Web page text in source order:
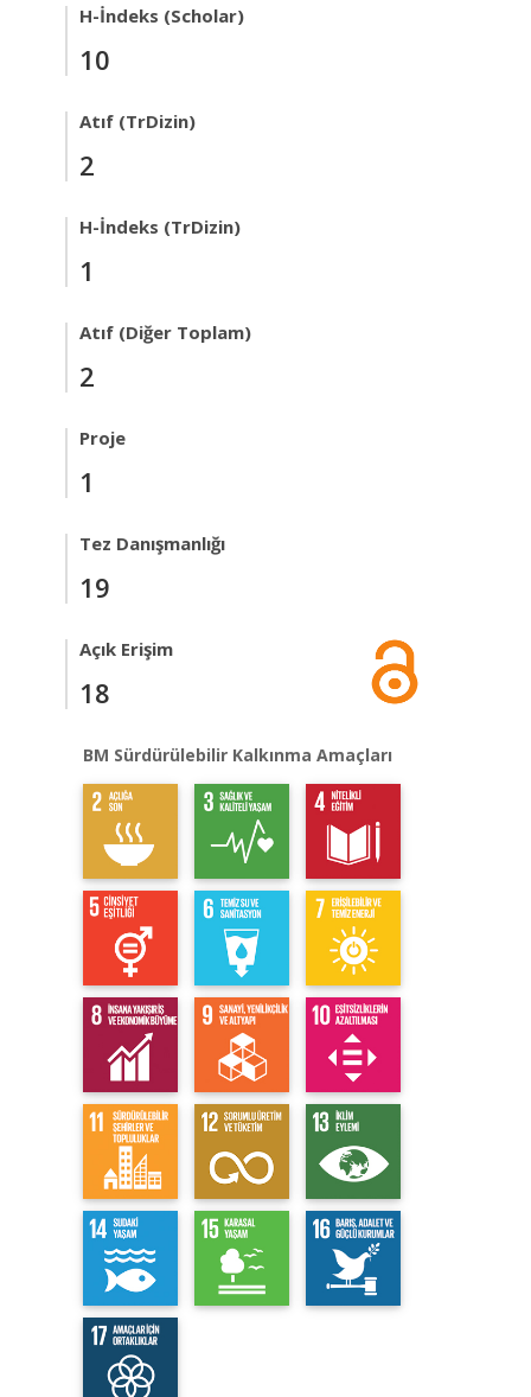
H-İndeks (Scholar)
10
Atıf (TrDizin)
2
H-İndeks (TrDizin)
1
Atıf (Diğer Toplam)
2
Proje
1
Tez Danışmanlığı
19
Açık Erişim
18
BM Sürdürülebilir Kalkınma Amaçları